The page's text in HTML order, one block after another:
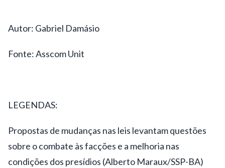
Autor: Gabriel Damásio
Fonte: Asscom Unit
LEGENDAS:
Propostas de mudanças nas leis levantam questões
sobre o combate às facções e a melhoria nas
condições dos presídios (Alberto Maraux/SSP-BA)